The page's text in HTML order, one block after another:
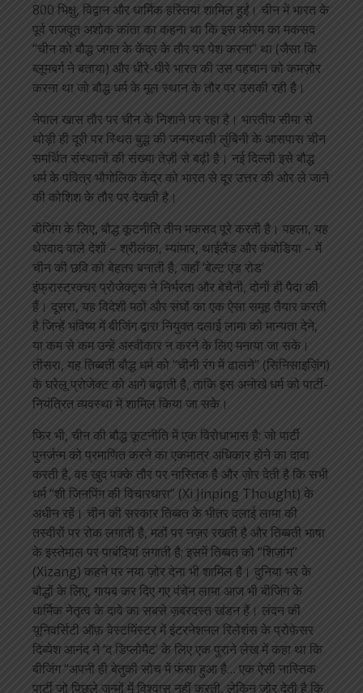
800 भिक्षु, विद्वान और धार्मिक हस्तियां शामिल हुईं। चीन में भारत के
पूर्व राजदूत अशोक कांता का कहना था कि इस फोरम का मकसद
“चीन को बौद्ध जगत के केंद्र के तौर पर पेश करना” था (जैसा कि
ब्लूमबर्ग ने बताया) और धीरे-धीरे भारत की उस पहचान को कमज़ोर
करना था जो बौद्ध धर्म के मूल स्थान के तौर पर उसकी रही है।
नेपाल खास तौर पर चीन के निशाने पर रहा है। भारतीय सीमा से
थोड़ी ही दूरी पर स्थित बुद्ध की जन्मस्थली लुंबिनी के आसपास चीन
समर्थित संस्थानों की संख्या तेज़ी से बढ़ी है। नई दिल्ली इसे बौद्ध
धर्म के पवित्र भौगोलिक केंद्र को भारत से दूर उत्तर की ओर ले जाने
की कोशिश के तौर पर देखती है।
बीजिंग के लिए, बौद्ध कूटनीति तीन मकसद पूरे करती है। पहला, यह
थेरवाद वाले देशों – श्रीलंका, म्यांमार, थाईलैंड और कंबोडिया – में
चीन की छवि को बेहतर बनाती है, जहाँ ‘बेल्ट एंड रोड’
इंफ्रास्ट्रक्चर प्रोजेक्ट्स ने निर्भरता और बेचैनी, दोनों ही पैदा की
हैं। दूसरा, यह विदेशी मठों और संघों का एक ऐसा समूह तैयार करती
है जिन्हें भविष्य में बीजिंग द्वारा नियुक्त दलाई लामा को मान्यता देने,
या कम से कम उन्हें अस्वीकार न करने के लिए मनाया जा सके।
तीसरा, यह तिब्बती बौद्ध धर्म को “चीनी रंग में ढालने” (सिनिसाइज़िंग)
के घरेलू प्रोजेक्ट को आगे बढ़ाती है, ताकि इस अनोखे धर्म को पार्टी-
नियंत्रित व्यवस्था में शामिल किया जा सके।
फिर भी, चीन की बौद्ध कूटनीति में एक विरोधाभास है: जो पार्टी
पुनर्जन्म को प्रमाणित करने का एकमात्र अधिकार होने का दावा
करती है, वह खुद पक्के तौर पर नास्तिक है और ज़ोर देती है कि सभी
धर्म “शी जिनपिंग की विचारधारा” (Xi Jinping Thought) के
अधीन रहें। चीन की सरकार तिब्बत के भीतर दलाई लामा की
तस्वीरों पर रोक लगाती है, मठों पर नज़र रखती है और तिब्बती भाषा
के इस्तेमाल पर पाबंदियां लगाती है; इसमें तिब्बत को “शिज़ांग”
(Xizang) कहने पर नया ज़ोर देना भी शामिल है। दुनिया भर के
बौद्धों के लिए, गायब कर दिए गए पंचेन लामा आज भी बीजिंग के
धार्मिक नेतृत्व के दावे का सबसे ज़बरदस्त खंडन हैं। लंदन की
यूनिवर्सिटी ऑफ़ वेस्टमिंस्टर में इंटरनेशनल रिलेशंस के प्रोफ़ेसर
दिब्येश आनंद ने ‘द डिप्लोमैट’ के लिए एक पुराने लेख में कहा था कि
बीजिंग “अपनी ही बेतुकी सोच में फंसा हुआ है… एक ऐसी नास्तिक
पार्टी जो पिछले जन्मों में विश्वास नहीं करती, लेकिन ज़ोर देती है कि